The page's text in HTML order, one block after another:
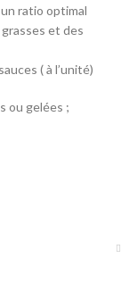
ratio optimal
et des
( à l’unité)
ou gelées ;